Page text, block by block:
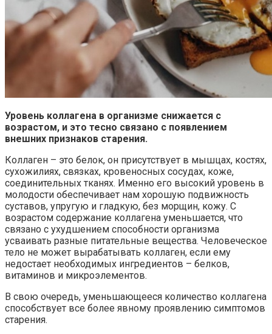
Уровень коллагена в организме снижается с
возрастом, и это тесно связано с появлением
внешних признаков старения.
Коллаген – это белок, он присутствует в мышцах, костях,
сухожилиях, связках, кровеносных сосудах, коже,
соединительных тканях. Именно его высокий уровень в
молодости обеспечивает нам хорошую подвижность
суставов, упругую и гладкую, без морщин, кожу. С
возрастом содержание коллагена уменьшается, что
связано с ухудшением способности организма
усваивать разные питательные вещества. Человеческое
тело не может вырабатывать коллаген, если ему
недостает необходимых ингредиентов – белков,
витаминов и микроэлементов.
В свою очередь, уменьшающееся количество коллагена
способствует все более явному проявлению симптомов
старения.